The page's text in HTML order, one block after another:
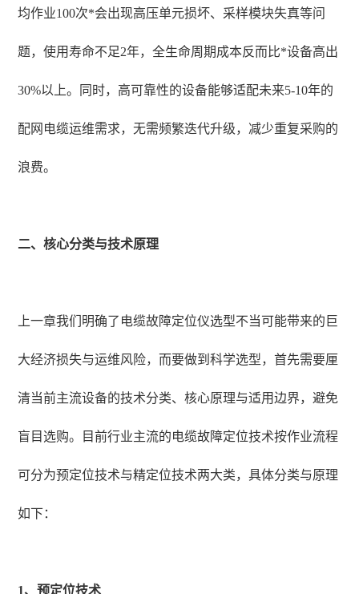
均作业100次*会出现高压单元损坏、采样模块失真等问
题，使用寿命不足2年，全生命周期成本反而比*设备高出
30%以上。同时，高可靠性的设备能够适配未来5-10年的
配网电缆运维需求，无需频繁迭代升级，减少重复采购的
浪费。
二、核心分类与技术原理
上一章我们明确了电缆故障定位仪选型不当可能带来的巨
大经济损失与运维风险，而要做到科学选型，首先需要厘
清当前主流设备的技术分类、核心原理与适用边界，避免
盲目选购。目前行业主流的电缆故障定位技术按作业流程
可分为预定位技术与精定位技术两大类，具体分类与原理
如下：
1、预定位技术